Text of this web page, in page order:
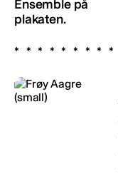
Ensemble på
plakaten.